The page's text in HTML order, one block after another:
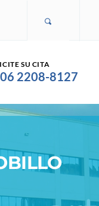
SU CITA
2208-8127